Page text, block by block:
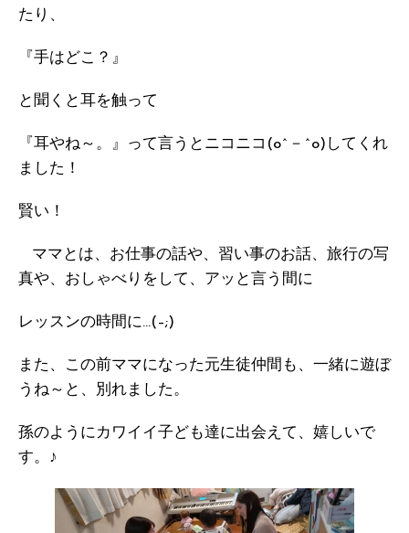
たり、
『手はどこ？』
と聞くと耳を触って
『耳やね～。』って言うとニコニコ(o^－^o)してくれ
ました！
賢い！
ママとは、お仕事の話や、習い事のお話、旅行の写
真や、おしゃべりをして、アッと言う間に
レッスンの時間に…(–;)
また、この前ママになった元生徒仲間も、一緒に遊ぼ
うね～と、別れました。
孫のようにカワイイ子ども達に出会えて、嬉しいで
す。♪